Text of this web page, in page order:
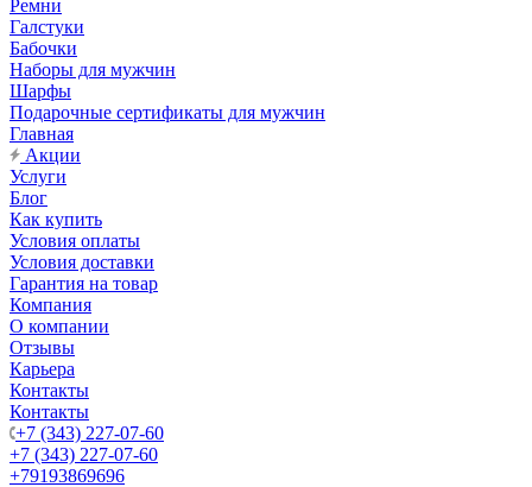
Ремни
Галстуки
Бабочки
Наборы для мужчин
Шарфы
Подарочные сертификаты для мужчин
Главная
Акции
Услуги
Блог
Как купить
Условия оплаты
Условия доставки
Гарантия на товар
Компания
О компании
Отзывы
Карьера
Контакты
Контакты
+7 (343) 227-07-60
+7 (343) 227-07-60
+79193869696